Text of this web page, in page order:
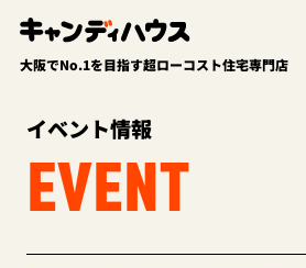
大阪でNo.1を目指す超ローコスト住宅専門店
イベント情報
EVENT